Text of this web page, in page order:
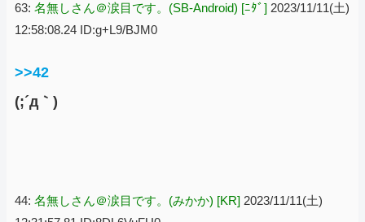
63: 名無しさん＠涙目です。(SB-Android) [ﾆﾀﾞ] 2023/11/11(土)
12:58:08.24 ID:g+L9/BJM0
>>42
(;´д｀)
44: 名無しさん＠涙目です。(みかか) [KR] 2023/11/11(土)